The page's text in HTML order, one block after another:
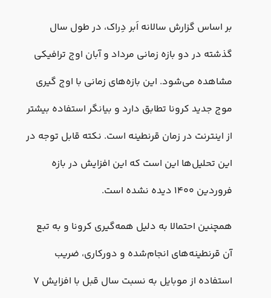
بر اساس گزارش سالانه اَبر دِراک، در طول سال
گذشته در دو بازه زمانی مرداد و آبان اوج ترافیکی
مشاهده می‌شود. این بازه‌های زمانی با اوج گیری
موج جدید کرونا تطابق دارد و بیانگر استفاده بیشتر
از اینترنت در زمان قرنطینه است. نکته قابل توجه در
این تحلیل‌ها این است که این افزایش در بازه
فروردین ۱۴۰۰ دیده نشده است.
همچنین احتمالا به دلیل همه‌گیری کرونا و به تبع
آن قرنطینه‌های انجام‌شده و دورکاری، ضریب
استفاده از موبایل به نسبت سال قبل با افزایش ۷